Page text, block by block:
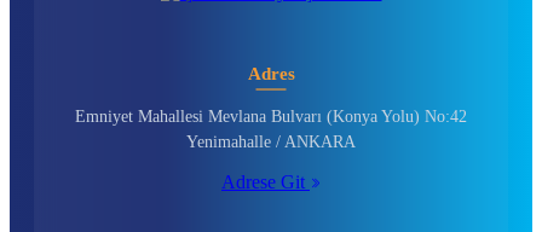
Adres
Emniyet Mahallesi Mevlana Bulvarı (Konya Yolu) No:42
Yenimahalle / ANKARA
Adrese Git